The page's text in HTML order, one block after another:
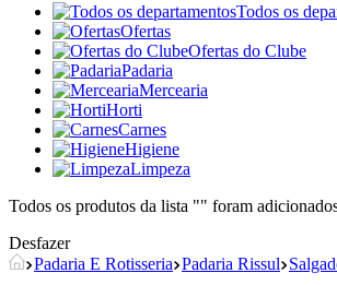
Todos os
Ofertas
Ofertas do Clube
Padaria
Mercearia
Horti
Carnes
Higiene
Limpeza
Todos os produtos da lista "" foram
Desfazer
Padaria E Rotisseria Padaria Rissul